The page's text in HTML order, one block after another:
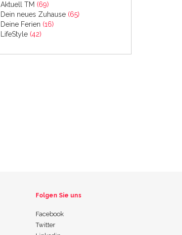
Aktuell TM (69)
Dein neues Zuhause (65)
Deine Ferien (16)
LifeStyle (42)
Folgen Sie uns
Facebook
Twitter